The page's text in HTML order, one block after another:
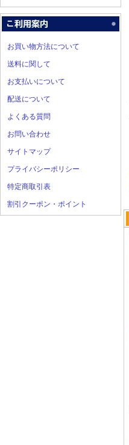
お買い物方法について
送料に関して
お支払いについて
配送について
よくある質問
お問い合わせ
サイトマップ
プライバシーポリシー
特定商取引表
割引クーポン・ポイント